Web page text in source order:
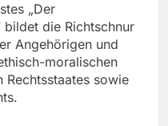
„Der
die Richtschnur
Angehörigen und
moralischen
Rechtsstaates sowie